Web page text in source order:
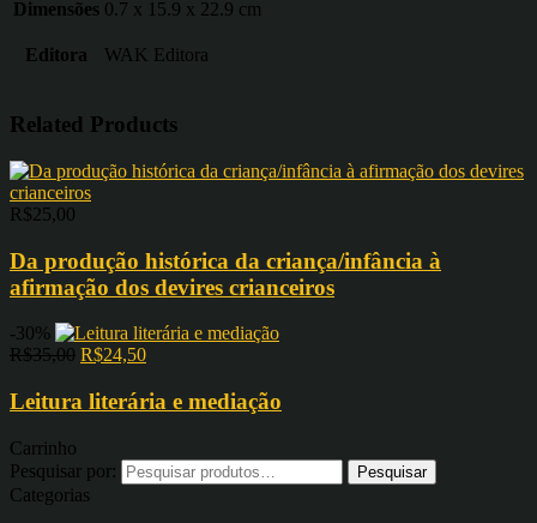
Dimensões 0.7 x 15.9 x 22.9 cm
Editora WAK Editora
Related Products
R$25,00
Da produção histórica da criança/infância à
afirmação dos devires crianceiros
-30%
R$35,00 R$24,50
Leitura literária e mediação
Carrinho
Pesquisar por:
Categorias